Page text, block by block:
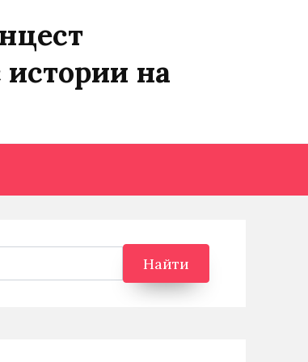
истории на
Найти